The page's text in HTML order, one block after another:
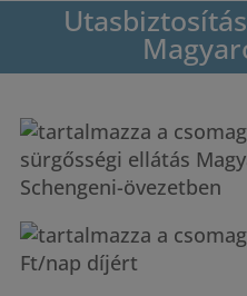
sürgősségi ellátás
Schengeni-övezetben
Ft/nap díjért